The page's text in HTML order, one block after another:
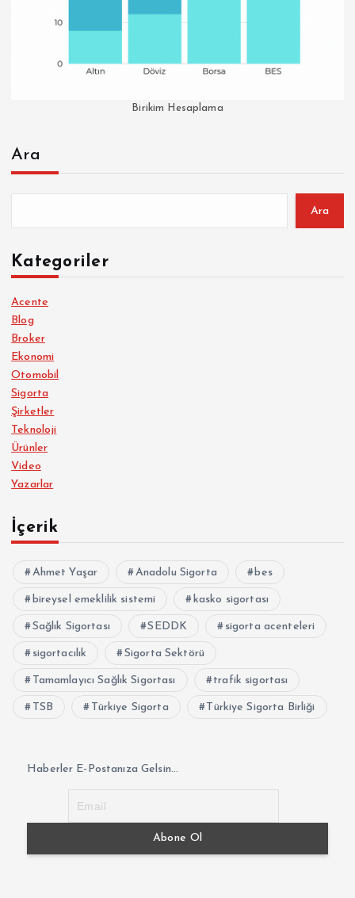
Birikim Hesaplama
Ara
Ara
Kategoriler
Acente
Blog
Broker
Ekonomi
Otomobil
Sigorta
Şirketler
Teknoloji
Ürünler
Video
Yazarlar
İçerik
Ahmet Yaşar Anadolu Sigorta bes
bireysel emeklilik sistemi kasko sigortası
Sağlık Sigortası SEDDK sigorta acenteleri
sigortacılık Sigorta Sektörü
Tamamlayıcı Sağlık Sigortası trafik sigortası
TSB Türkiye Sigorta Türkiye Sigorta Birliği
Haberler E-Postanıza Gelsin...